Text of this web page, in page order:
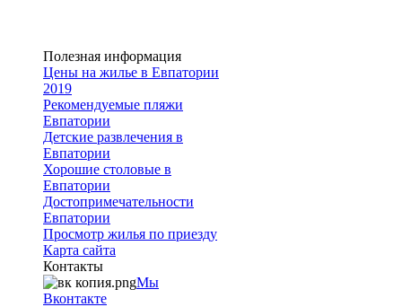
Полезная информация
Цены на жилье в Евпатории
2019
Рекомендуемые пляжи
Евпатории
Детские развлечения в
Евпатории
Хорошие столовые в
Евпатории
Достопримечательности
Евпатории
Просмотр жилья по приезду
Карта сайта
Контакты
Мы
Вконтакте